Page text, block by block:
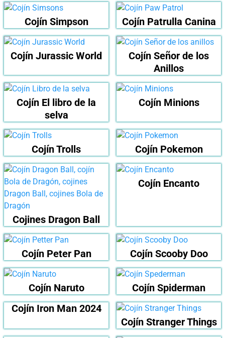
Cojín Simpson Cojín Patrulla Canina
Cojín Jurassic World
Cojín Señor de los
Anillos
Cojín El libro de la
selva
Cojín Minions
Cojín Trolls Cojín Pokemon
Cojines Dragon Ball
Cojín Encanto
Cojín Peter Pan Cojín Scooby Doo
Cojín Naruto
Cojín Spiderman
Cojín Iron Man 2024
Cojín Stranger Things